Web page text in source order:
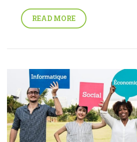
READ MORE